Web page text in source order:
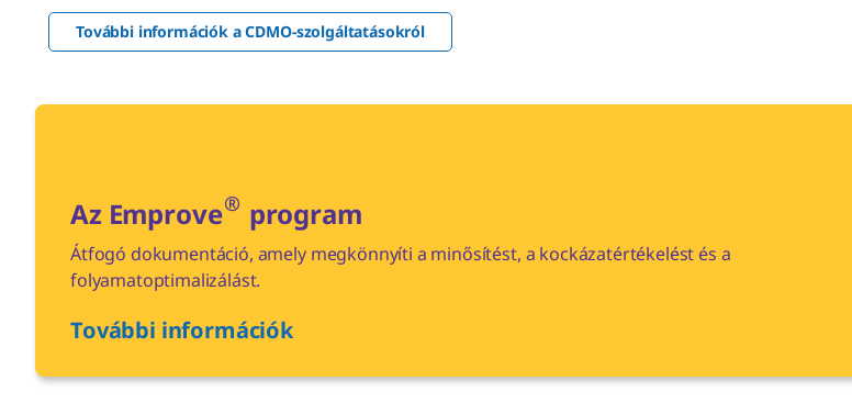
További információk a CDMO-szolgáltatásokról
Az Emprove® program
Átfogó dokumentáció, amely megkönnyíti a minősítést, a kockázatértékelést és a
folyamatoptimalizálást.
További információk